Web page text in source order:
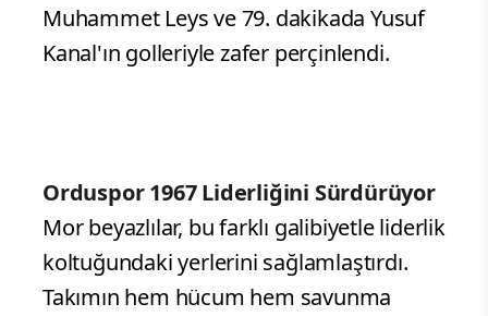
Muhammet Leys ve 79. dakikada Yusuf
Kanal'ın golleriyle zafer perçinlendi.
Orduspor 1967 Liderliğini Sürdürüyor
Mor beyazlılar, bu farklı galibiyetle liderlik
koltuğundaki yerlerini sağlamlaştırdı.
Takımın hem hücum hem savunma